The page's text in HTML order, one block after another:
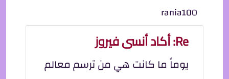
rania100
Re: أكاد أنسى فيروز
يوماً ما كانت هي من ترسم معالم